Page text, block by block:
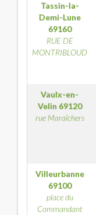
Tassin-la-
Demi-Lune
69160
RUE DE
MONTRIBLOUD
Vaulx-en-
Velin 69120
rue Maraîchers
Villeurbanne
69100
place du
Commandant